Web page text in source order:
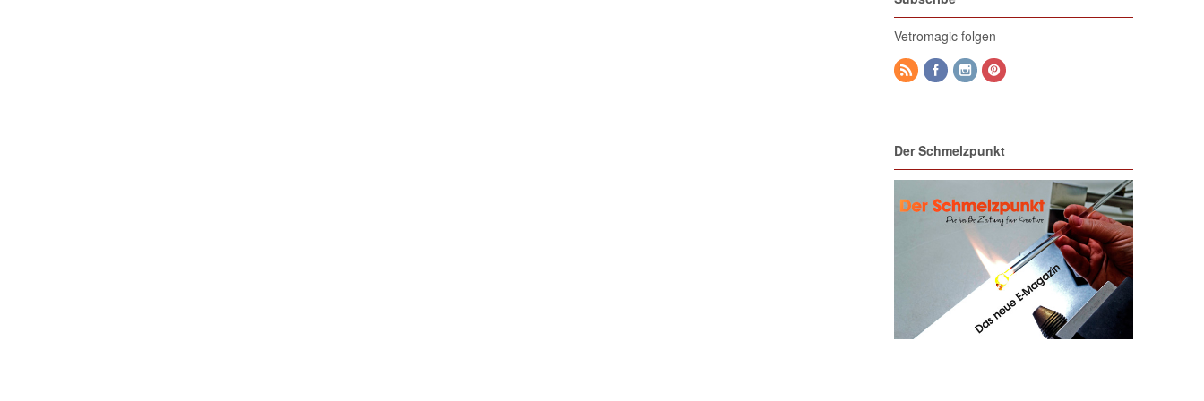
Vetromagic folgen
Der Schmelzpunkt